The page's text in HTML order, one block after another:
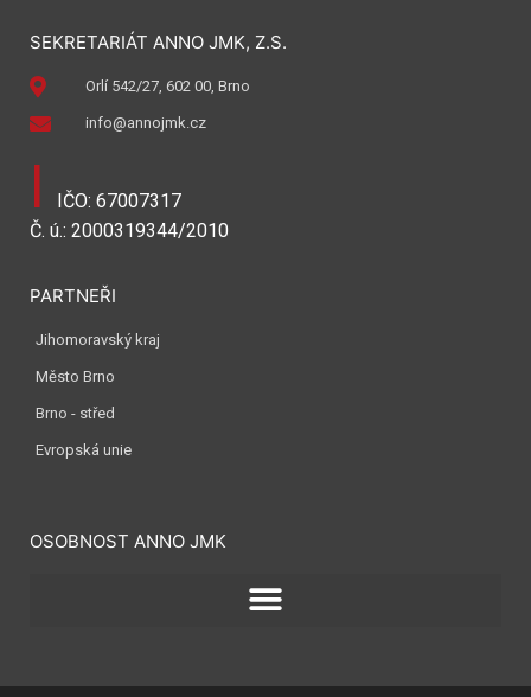
SEKRETARIÁT ANNO JMK, Z.S.
Orlí 542/27, 602 00, Brno
info@annojmk.cz
I
IČO: 67007317
Č. ú.: 2000319344/2010
PARTNEŘI
Jihomoravský kraj
Město Brno
Brno - střed
Evropská unie
OSOBNOST ANNO JMK